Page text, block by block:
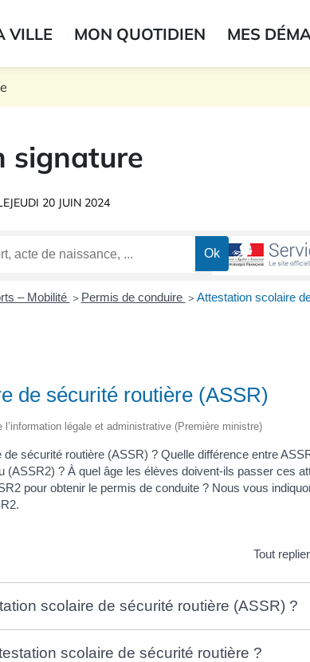
VILLE MON QUOTIDIEN MES
signature
JEUDI 20 JUIN 2024
– Mobilité > Permis de conduire > Attestation scolaire
de sécurité routière (ASSR)
légale et administrative (Première ministre)
de sécurité routière (ASSR) ? Quelle différence entre
(ASSR2) ? À quel âge les élèves doivent-ils passer ces
pour obtenir le permis de conduite ? Nous vous
Tout replier
scolaire de sécurité routière (ASSR) ?
scolaire de sécurité routière ?